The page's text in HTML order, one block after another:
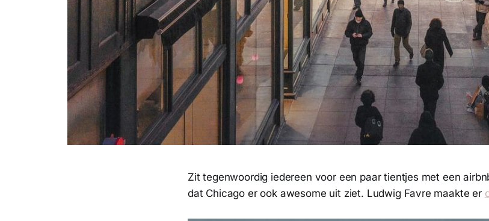
Zit tegenwoordig iedereen voor een paar tientjes met een
dat Chicago er ook awesome uit ziet. Ludwig Favre maakte er